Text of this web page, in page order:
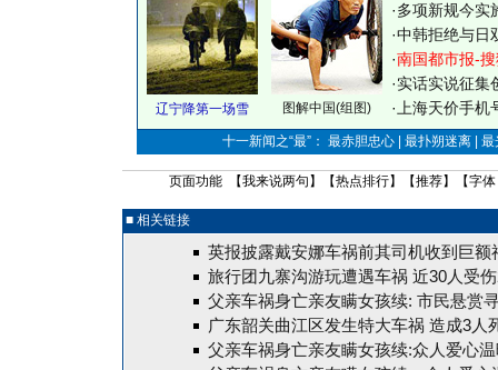
辽宁降第一场雪 图解中国(组图)
·多项新规今实
·中韩拒绝与日
·南国都市报-
·实话实说征集
· 上海天价手
十一新闻之“最”： 最赤胆忠心 | 最扑朔迷离 |
页面功能 【我来说两句 】【热点排行】【推荐】【字体
■ 相关链接
英报披露戴安娜车祸前其司机收到巨额
旅行团九寨沟游玩遭遇车祸 近30人受
父亲车祸身亡亲友瞒女孩续: 市民悬赏
广东韶关曲江区发生特大车祸 造成3人
父亲车祸身亡亲友瞒女孩续:众人爱心